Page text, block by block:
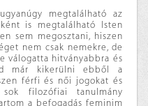
megtalálható az
is megtalálható Isten
sem megosztani, hiszen
nem csak nemekre, de
válogatta hitványabbra és
már kikerülni ebből a
férfi és női jogokat és
sok filozófiai tanulmány
a befogadás feminim